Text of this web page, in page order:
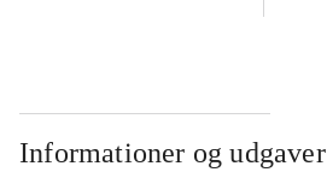
Informationer og udgaver